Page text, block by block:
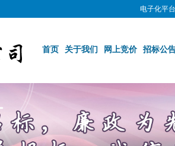
电子化平台
首页 关于我们 网上竞价 招标公